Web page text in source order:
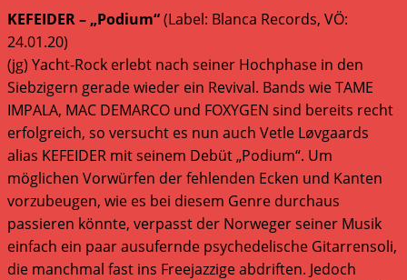
KEFEIDER – „Podium“(Label: Blanca Records, VÖ:
24.01.20)
(jg) Yacht-Rock erlebt nach seiner Hochphase in den
Siebzigern gerade wieder ein Revival. Bands wie TAME
IMPALA, MAC DEMARCO und FOXYGEN sind bereits recht
erfolgreich, so versucht es nun auch Vetle Løvgaards
alias KEFEIDER mit seinem Debüt „Podium“. Um
möglichen Vorwürfen der fehlenden Ecken und Kanten
vorzubeugen, wie es bei diesem Genre durchaus
passieren könnte, verpasst der Norweger seiner Musik
einfach ein paar ausufernde psychedelische Gitarrensoli,
die manchmal fast ins Freejazzige abdriften. Jedoch